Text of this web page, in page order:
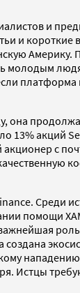
и
и короткие
молодым
она
13% акций
с
Среди
помощи
Истцы